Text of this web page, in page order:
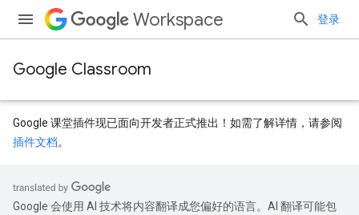
Workspace 登录
Google Classroom
Google 课堂插件现已面向开发者正式推出！如需了解详情，请参阅
插件文档。
Google 会使用 AI 技术将内容翻译成您偏好的语言。AI 翻译可能包